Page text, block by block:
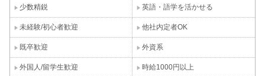
少数精鋭 英語・語学を活かせる
未経験/初心者歓迎 他社内定者OK
既卒歓迎 外資系
外国人/留学生歓迎 時給1000円以上